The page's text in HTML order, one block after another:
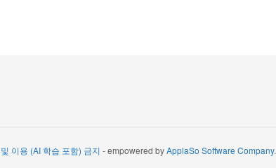
이용 (AI 학습 포함) 금지 - empowered byApplaSo Software Company.